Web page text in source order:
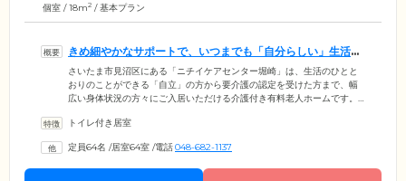
個室 / 18m2 / 基本プラン
きめ細やかなサポートで、いつまでも「自分らしい」生活を
お守りいたします
さいたま市見沼区にある「ニチイケアセンター堀崎」は、生活のひとと
おりのことができる「自立」の方から要介護の認定を受けた方まで、幅
広い身体状況の方々にご入居いただける介護付き有料老人ホームです。
ティまで多様なサービスをご提供。ご入居者様それぞれのライフスタイ
はみなさまの安全に配慮したバリアフリー設計を採用。そのほか浴室に
はプライバシーに配慮した個浴と合わせて、寝たまま湯船につかれる機
トイレ付き居室
定員64名 /居室64室 /電話048-682-1137